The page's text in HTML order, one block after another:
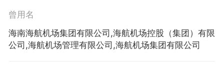
曾用名
海南海航机场集团有限公司,海航机场控股（集团）有限
公司,海航机场管理有限公司,海航机场集团有限公司